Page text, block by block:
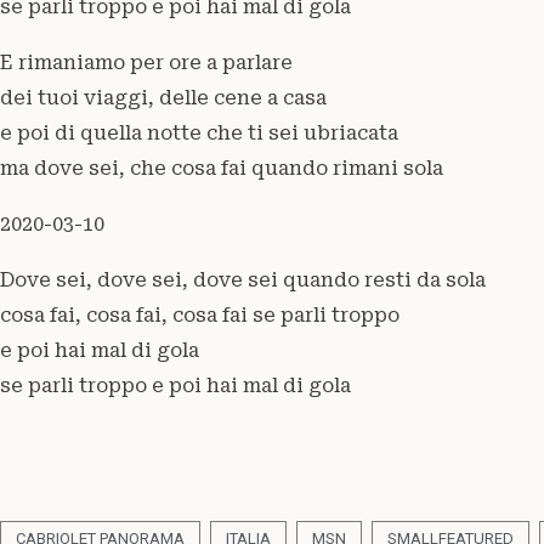
se parli troppo e poi hai mal di gola
E rimaniamo per ore a parlare
dei tuoi viaggi, delle cene a casa
e poi di quella notte che ti sei ubriacata
ma dove sei, che cosa fai quando rimani sola
2020-03-10
Dove sei, dove sei, dove sei quando resti da sola
cosa fai, cosa fai, cosa fai se parli troppo
e poi hai mal di gola
se parli troppo e poi hai mal di gola
CABRIOLET PANORAMA ITALIA MSN SMALLFEATURED